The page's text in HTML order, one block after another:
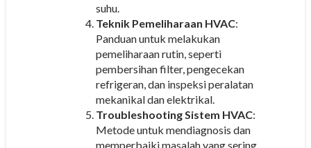
suhu.
Teknik Pemeliharaan HVAC:
Panduan untuk melakukan
pemeliharaan rutin, seperti
pembersihan filter, pengecekan
refrigeran, dan inspeksi peralatan
mekanikal dan elektrikal.
Troubleshooting Sistem HVAC:
Metode untuk mendiagnosis dan
memperbaiki masalah yang sering